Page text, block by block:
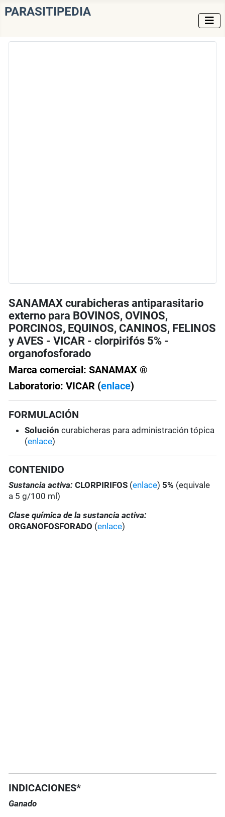
PARASITIPEDIA
SANAMAX curabicheras antiparasitario
externo para BOVINOS, OVINOS,
PORCINOS, EQUINOS, CANINOS, FELINOS
y AVES - VICAR - clorpirifós 5% -
organofosforado
Marca comercial: SANAMAX ®
Laboratorio: VICAR (enlace)
FORMULACIÓN
Solución curabicheras para administración tópica
(enlace)
CONTENIDO
Sustancia activa:CLORPIRIFOS (enlace) 5% (equivale
a 5 g/100 ml)
Clase química de la sustancia activa:
ORGANOFOSFORADO (enlace)
INDICACIONES*
Ganado